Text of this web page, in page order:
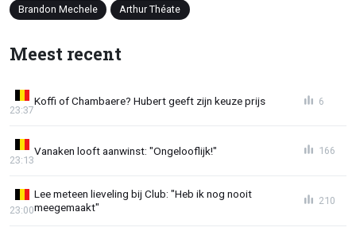
Brandon Mechele Arthur Théate
Meest recent
Koffi of Chambaere? Hubert geeft zijn keuze prijs
23:37
6
Vanaken looft aanwinst: "Ongelooflijk!"
23:13
166
Lee meteen lieveling bij Club: "Heb ik nog nooit
meegemaakt"
23:00
210